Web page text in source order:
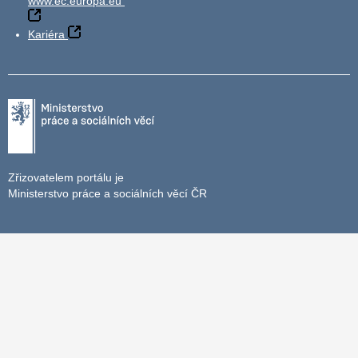
Kariéra
Zřizovatelem portálu je
Ministerstvo práce a sociálních věcí ČR